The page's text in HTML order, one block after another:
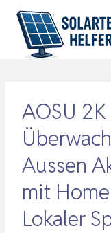
Zum
Inhalt
springen
AOSU 2K
Aussen
mit
Lokaler